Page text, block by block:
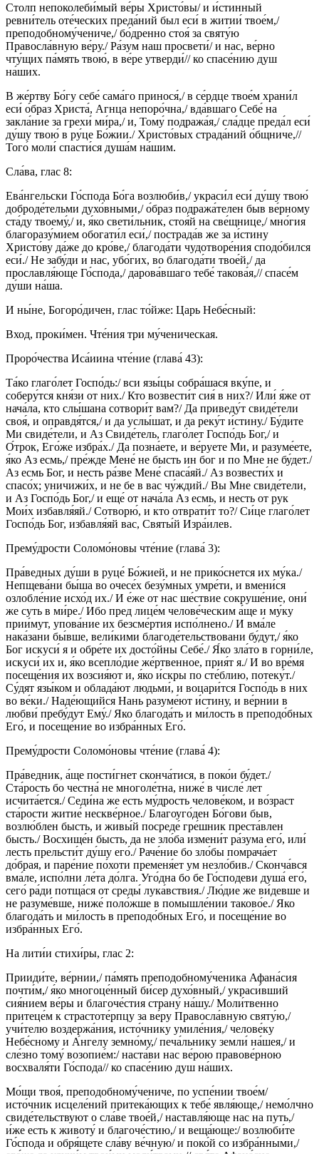
Столп непоколеби́мый ве́ры Христо́вы/ и и́стинный
ревни́тель оте́ческих преда́ний был еси́ в житии́ твое́м,/
преподобному́чениче,/ бо́дренно стоя́ за святу́ю
Правосла́вную ве́ру./ Ра́зум наш просвети́/ и нас, ве́рно
чту́щих па́мять твою́, в ве́ре утверди́// ко спасе́нию душ
на́ших.
В же́ртву Бо́гу себе́ сама́го принося́,/ в се́рдце твое́м храни́л
еси́ о́браз Христа́, Агнца непоро́чна,/ вда́вшаго Себе́ на
закла́ние за грехи́ ми́ра,/ и, Тому́ подража́я,/ сла́дце преда́л еси́
ду́шу твою́ в ру́це Бо́жии./ Христо́вых страда́ний о́бщниче,//
Того́ моли́ спасти́ся душа́м на́шим.
Сла́ва, глас 8:
Ева́нгельски Го́спода Бо́га возлюби́в,/ украси́л еси́ ду́шу твою́
доброде́тельми духо́вными,/ о́браз подража́телен быв ве́рному
ста́ду твоему́,/ и, я́ко свети́льник, стоя́й на све́щнице,/ мно́гия
благоразу́мием обогати́л еси́,/ пострада́в же за и́стину
Христо́ву да́же до кро́ве,/ благода́ти чудотворе́ния сподо́бился
еси́./ Не забу́ди и нас, убо́гих, во благода́ти твое́й,/ да
прославля́юще Го́спода,/ дарова́вшаго тебе́ такова́я,// спасе́м
ду́ши на́ша.
И ны́не, Богоро́дичен, глас то́йже: Царь Небе́сный:
Вход, проки́мен. Чте́ния три му́ченическая.
Проро́чества Иса́иина чте́ние (глава́ 43):
Та́ко глаго́лет Госпо́дь:/ вси язы́цы собра́шася вку́пе, и
соберу́тся кня́зи от них./ Кто возвести́т сия́ в них?/ Или́ я́же от
нача́ла, кто слы́шана сотвори́т вам?/ Да приведу́т свиде́тели
своя́, и оправдя́тся,/ и да услы́шат, и да реку́т и́стину./ Бу́дите
Ми свиде́тели, и Аз Свиде́тель, глаго́лет Госпо́дь Бог,/ и
О́трок, Его́же избра́х./ Да позна́ете, и ве́руете Ми, и разуме́ете,
я́ко Аз есмь,/ пре́жде Мене́ не бысть ин бог и по Мне не бу́дет./
Аз есмь Бог, и несть ра́зве Мене́ спаса́яй./ Аз возвести́х и
спасо́х; уничижи́х, и не бе в вас чу́ждий./ Вы Мне свиде́тели,
и Аз Госпо́дь Бог,/ и еще́ от нача́ла Аз есмь, и несть от рук
Мои́х избавля́яй./ Сотворю́, и кто отврати́т то?/ Си́це глаго́лет
Госпо́дь Бог, избавля́яй вас, Святы́й Изра́илев.
Прему́дрости Соломо́новы чте́ние (глава́ 3):
Пра́ведных ду́ши в руце́ Бо́жией, и не прико́снется их му́ка./
Непщева́ни бы́ша во очесе́х безу́мных умре́ти, и вмени́ся
озлобле́ние исхо́д их./ И е́же от нас ше́ствие сокруше́ние, они́
же суть в ми́ре./ Ибо пред лице́м челове́ческим а́ще и му́ку
прии́мут, упова́ние их безсме́ртия испо́лнено./ И вма́ле
нака́зани бы́вше, вели́кими благоде́тельствовани бу́дут,/ я́ко
Бог искуси́ я и обре́те их досто́йны Себе́./ Я́ко зла́то в горни́ле,
искуси́ их и, я́ко всепло́дие же́ртвенное, прия́т я./ И во вре́мя
посеще́ния их возсия́ют и, я́ко и́скры по сте́блию, потеку́т./
Су́дят язы́ком и облада́ют людьми́, и воцари́тся Госпо́дь в них
во ве́ки./ Наде́ющийся Нань разуме́ют и́стину, и ве́рнии в
любви́ пребу́дут Ему́./ Яко благода́ть и ми́лость в преподо́бных
Его́, и посеще́ние во избра́нных Его́.
Прему́дрости Соломо́новы чте́ние (глава́ 4):
Пра́ведник, а́ще пости́гнет сконча́тися, в поко́и бу́дет./
Ста́рость бо честна́ не многоле́тна, ниже́ в числе́ лет
исчита́ется./ Седи́на же есть му́дрость челове́ком, и во́зраст
ста́рости житие́ нескве́рное./ Благоуго́ден Бо́гови быв,
возлю́блен бысть, и живы́й посреде́ гре́шник преста́влен
бысть./ Восхище́н бысть, да не зло́ба измени́т ра́зума его́, или́
лесть прельсти́т ду́шу его́./ Раче́ние бо зло́бы помрача́ет
до́брая, и паре́ние по́хоти пременя́ет ум незло́бив./ Сконча́вся
вма́ле, испо́лни ле́та до́лга. Уго́дна бо бе Го́сподеви душа́ его́,
сего́ ра́ди потща́ся от среды́ лука́вствия./ Лю́дие же ви́девше и
не разуме́вше, ниже́ поло́жше в помышле́нии таково́е./ Яко
благода́ть и ми́лость в преподо́бных Его́, и посеще́ние во
избра́нных Его́.
На лити́и стихи́ры, глас 2:
Прииди́те, ве́рнии,/ па́мять преподобному́ченика Афана́сия
почти́м,/ я́ко многоце́нный би́сер духо́вный,/ украси́вший
сия́нием ве́ры и благоче́стия страну́ на́шу./ Моли́твенно
притеце́м к страстоте́рпцу за ве́ру Правосла́вную святу́ю,/
учи́телю воздержа́ния, исто́чнику умиле́ния,/ челове́ку
Небе́сному и А́нгелу земно́му,/ печа́льнику земли́ на́шея,/ и
сле́зно тому́ возопие́м:/ наста́ви нас ве́рою правове́рною
восхваля́ти Го́спода// ко спасе́нию душ на́ших.
Мо́щи твоя́, преподобному́чениче, по успе́нии твое́м/
исто́чник исцеле́ний притека́ющих к тебе́ явля́юще,/ немо́лчно
свиде́тельствуют о сла́ве твое́й,/ наставля́юще нас на путь,/
и́же есть к животу́ и благоче́стию,/ и веща́юще:/ возлюби́те
Го́спода и обря́щете сла́ву ве́чную/ и поко́й со избра́нными,/